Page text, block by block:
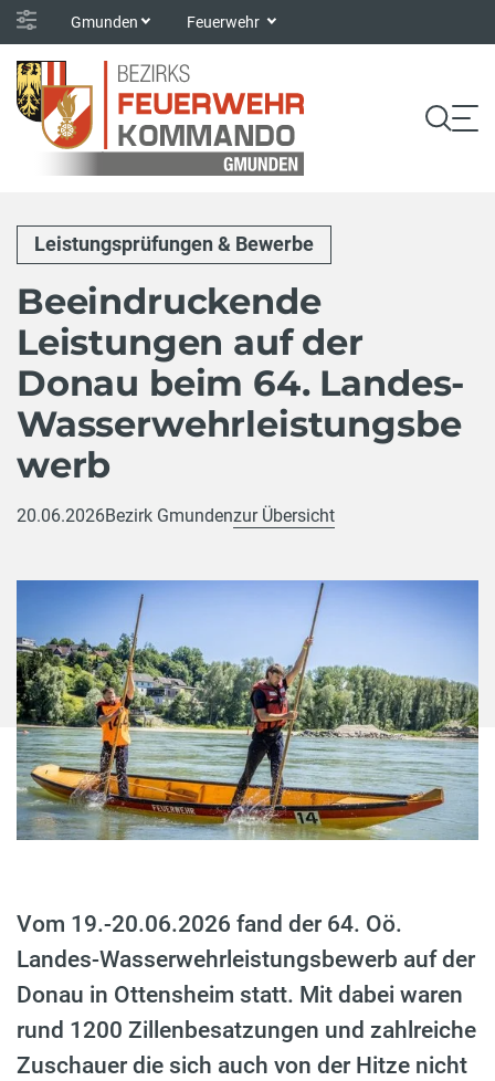
Gmunden Feuerwehr
Leistungsprüfungen & Bewerbe
Beeindruckende
Leistungen auf der
Donau beim 64. Landes-
Wasserwehrleistungsbe
werb
20.06.2026Bezirk Gmundenzur Übersicht
Vom 19.-20.06.2026 fand der 64. Oö.
Landes-Wasserwehrleistungsbewerb auf der
Donau in Ottensheim statt. Mit dabei waren
rund 1200 Zillenbesatzungen und zahlreiche
Zuschauer die sich auch von der Hitze nicht